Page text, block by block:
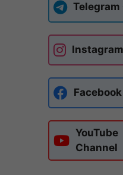
Telegram
Instagram
YouTube
Channel